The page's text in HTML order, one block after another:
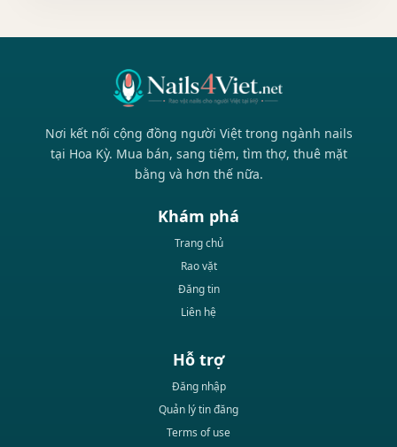
Nơi kết nối cộng đồng người Việt trong ngành nails
tại Hoa Kỳ. Mua bán, sang tiệm, tìm thợ, thuê mặt
bằng và hơn thế nữa.
Khám phá
Trang chủ
Rao vặt
Đăng tin
Liên hệ
Hỗ trợ
Đăng nhập
Quản lý tin đăng
Terms of use